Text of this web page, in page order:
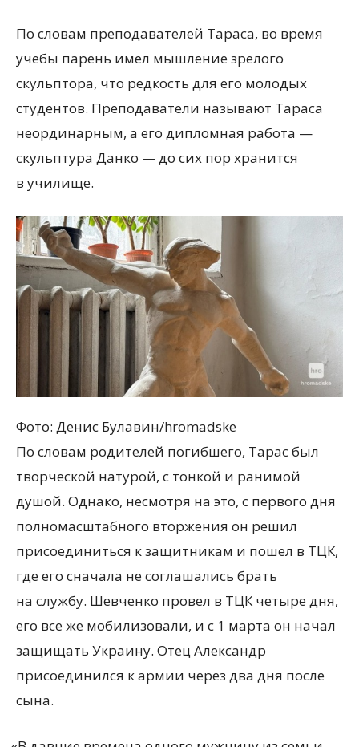
По словам преподавателей Тараса, во время
учебы парень имел мышление зрелого
скульптора, что редкость для его молодых
студентов. Преподаватели называют Тараса
неординарным, а его дипломная работа —
скульптура Данко — до сих пор хранится
в училище.
Фото: Денис Булавин/hromadske
По словам родителей погибшего, Тарас был
творческой натурой, с тонкой и ранимой
душой. Однако, несмотря на это, с первого дня
полномасштабного вторжения он решил
присоединиться к защитникам и пошел в ТЦК,
где его сначала не соглашались брать
на службу. Шевченко провел в ТЦК четыре дня,
его все же мобилизовали, и с 1 марта он начал
защищать Украину. Отец Александр
присоединился к армии через два дня после
сына.